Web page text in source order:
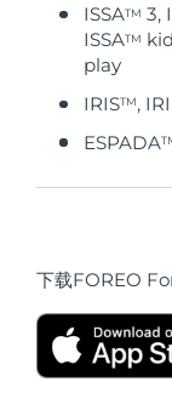
ISSATM 3,
ISSATM
play
IRISTM,
ESPADA
下载FOREO
阿曼
菲律宾
葡萄牙
波多黎各
卡塔尔